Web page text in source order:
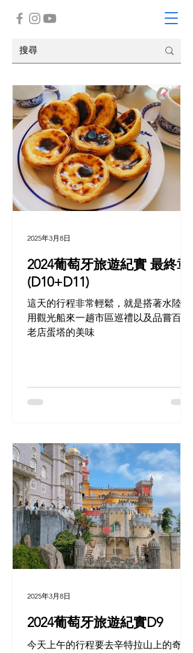
2024葡萄牙旅遊紀實 最終章
(D10+D11)
這天的行程非常輕鬆，就是搭著水陸兩
用觀光船來一趟市區巡禮以及品嘗百年
老店蛋塔的美味
2025年3月8日
2024葡萄牙旅遊紀實D9
今天上午的行程要去辛特拉山上的奇幻
2025年3月8日